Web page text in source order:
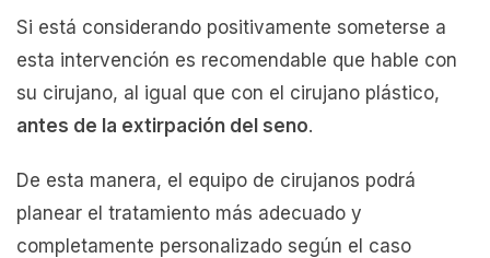
Si está considerando positivamente someterse a
esta intervención es recomendable que hable con
su cirujano, al igual que con el cirujano plástico,
antes de la extirpación del seno.
De esta manera, el equipo de cirujanos podrá
planear el tratamiento más adecuado y
completamente personalizado según el caso